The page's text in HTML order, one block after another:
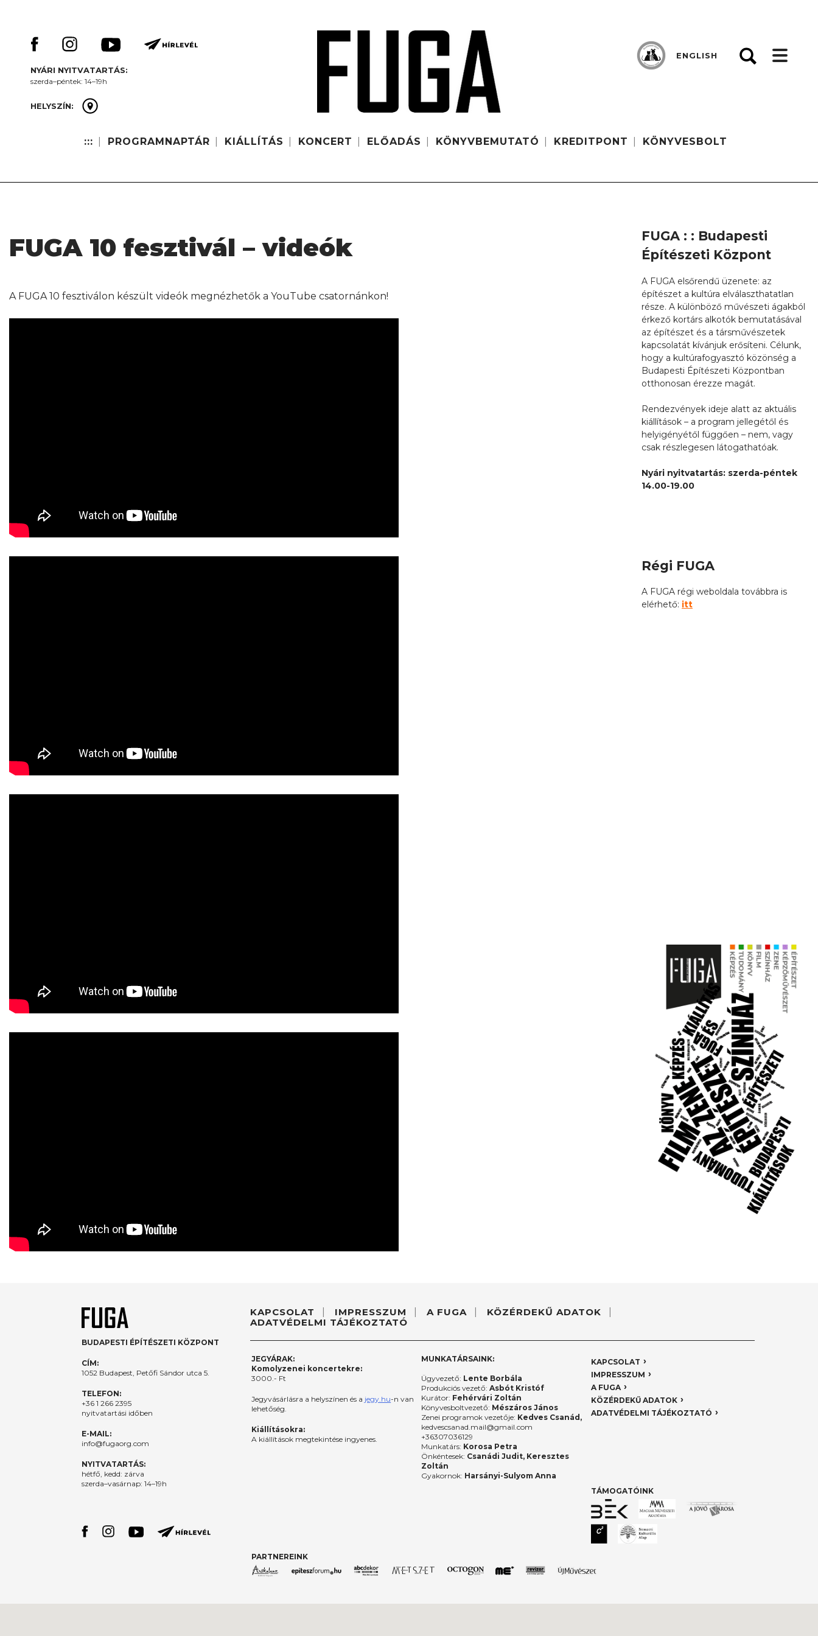
NYÁRI NYITVATARTÁS:
szerda–péntek: 14–19h
HELYSZÍN:
::: PROGRAMNAPTÁR KIÁLLÍTÁS KONCERT ELŐADÁS KÖNYVBEMUTATÓ KREDITPONT KÖNYVESBOLT
ENGLISH
FUGA 10 fesztivál – videók
A FUGA 10 fesztiválon készült videók megnézhetők a YouTube csatornánkon!
FUGA : : Budapesti
Építészeti Központ
A FUGA elsőrendű üzenete: az
építészet a kultúra elválaszthatatlan
része. A különböző művészeti ágakból
érkező kortárs alkotók bemutatásával
az építészet és a társművészetek
kapcsolatát kívánjuk erősíteni. Célunk,
hogy a kultúrafogyasztó közönség a
Budapesti Építészeti Központban
otthonosan érezze magát.
Rendezvények ideje alatt az aktuális
kiállítások – a program jellegétől és
helyigényétől függően – nem, vagy
csak részlegesen látogathatóak.
Nyári nyitvatartás: szerda-péntek
14.00-19.00
Régi FUGA
A FUGA régi weboldala továbbra is
elérhető: itt
BUDAPESTI ÉPÍTÉSZETI KÖZPONT
CÍM:
1052 Budapest, Petőfi Sándor utca 5.
TELEFON:
+36 1 266 2395
nyitvatartási időben
E-MAIL:
info@fugaorg.com
NYITVATARTÁS:
hétfő, kedd: zárva
szerda–vasárnap: 14–19h
KAPCSOLAT IMPRESSZUM A FUGA
KÖZÉRDEKŰ ADATOK
ADATVÉDELMI TÁJÉKOZTATÓ
JEGYÁRAK:
Komolyzenei koncertekre:
3000.- Ft
Jegyvásárlásra a helyszínen és a jegy.hu-n van
lehetőség.
Kiállításokra:
A kiállítások megtekintése ingyenes.
MUNKATÁRSAINK:
Ügyvezető: Lente Borbála
Produkciós vezető: Asbót Kristóf
Kurátor: Fehérvári Zoltán
Könyvesboltvezető: Mészáros János
Zenei programok vezetője: Kedves Csanád,
kedvescsanad.mail@gmail.com
+36307036129
Munkatárs: Korosa Petra
Önkéntesek: Csanádi Judit, Keresztes
Zoltán
Gyakornok: Harsányi-Sulyom Anna
KAPCSOLAT
IMPRESSZUM
A FUGA
KÖZÉRDEKŰ ADATOK
ADATVÉDELMI TÁJÉKOZTATÓ
TÁMOGATÓINK
PARTNEREINK